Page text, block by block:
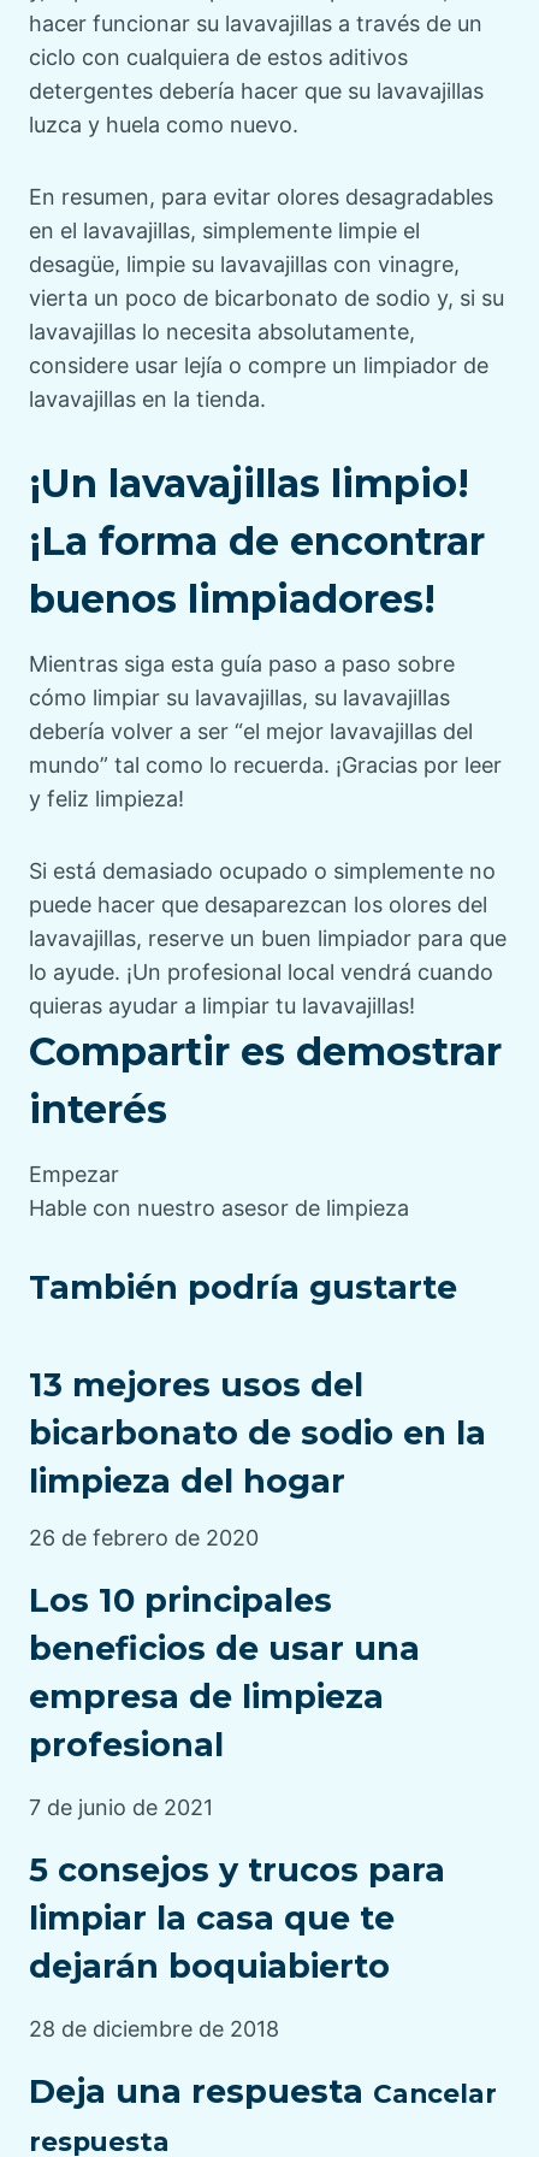
hacer funcionar su lavavajillas a través de un
ciclo con cualquiera de estos aditivos
detergentes debería hacer que su lavavajillas
luzca y huela como nuevo.
En resumen, para evitar olores desagradables
en el lavavajillas, simplemente limpie el
desagüe, limpie su lavavajillas con vinagre,
vierta un poco de bicarbonato de sodio y, si su
lavavajillas lo necesita absolutamente,
considere usar lejía o compre un limpiador de
lavavajillas en la tienda.
¡Un lavavajillas limpio!
¡La forma de encontrar
buenos limpiadores!
Mientras siga esta guía paso a paso sobre
cómo limpiar su lavavajillas, su lavavajillas
debería volver a ser “el mejor lavavajillas del
mundo” tal como lo recuerda. ¡Gracias por leer
y feliz limpieza!
Si está demasiado ocupado o simplemente no
puede hacer que desaparezcan los olores del
lavavajillas, reserve un buen limpiador para que
lo ayude. ¡Un profesional local vendrá cuando
quieras ayudar a limpiar tu lavavajillas!
Compartir es demostrar
interés
Empezar
Hable con nuestro asesor de limpieza
También podría gustarte
13 mejores usos del
bicarbonato de sodio en la
limpieza del hogar
26 de febrero de 2020
Los 10 principales
beneficios de usar una
empresa de limpieza
profesional
7 de junio de 2021
5 consejos y trucos para
limpiar la casa que te
dejarán boquiabierto
28 de diciembre de 2018
Deja una respuesta Cancelar
respuesta